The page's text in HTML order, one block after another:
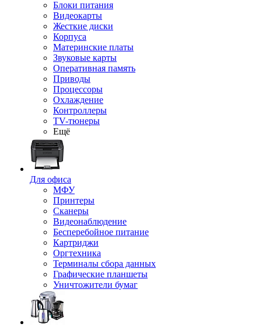
Блоки питания
Видеокарты
Жесткие диски
Корпуса
Материнские платы
Звуковые карты
Оперативная память
Приводы
Процессоры
Охлаждение
Контроллеры
TV-тюнеры
Ещё
Для офиса
МФУ
Принтеры
Сканеры
Видеонаблюдение
Бесперебойное питание
Картриджи
Оргтехника
Терминалы сбора данных
Графические планшеты
Уничтожители бумаг